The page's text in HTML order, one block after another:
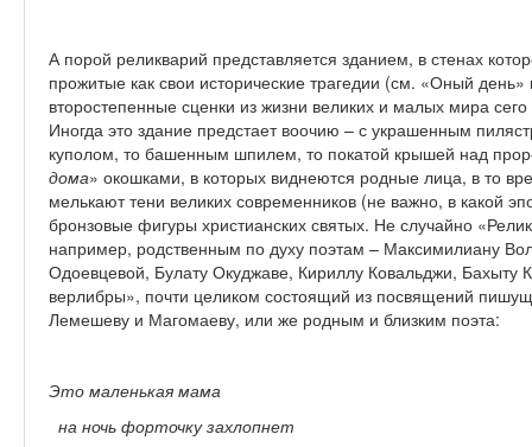
А порой реликварий представляется зданием, в стенах
прожитые как свои исторические трагедии (см. «Оный
второстепенные сценки из жизни великих и малых мира
Иногда это здание предстает воочию – с украшенным
куполом, то башенным шпилем, то покатой крышей над
дома» окошками, в которых виднеются родные лица, в то
мелькают тени великих современников (не важно, в какой
бронзовые фигуры христианских святых. Не случайно
например, родственным по духу поэтам – Максимилиану
Одоевцевой, Булату Окуджаве, Кириллу Ковальджи, Бахыту
верлибры», почти целиком состоящий из посвящений
Лемешеву и Магомаеву, или же родным и близким поэта:
Это маленькая мама
на ночь форточку захлопнет